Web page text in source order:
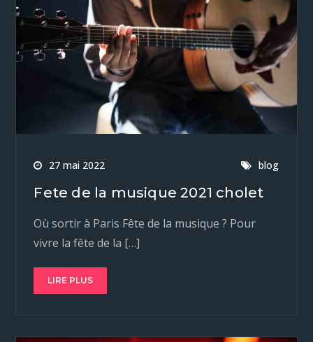
27 mai 2022 blog
Fete de la musique 2021 cholet
Où sortir à Paris Fête de la musique ? Pour
vivre la fête de la […]
LIRE PLUS